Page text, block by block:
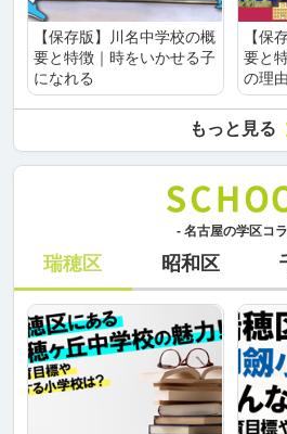
【保存版】川名中学校の概
要と特徴｜時をいかせる子
になれる
【保
要と
の理
もっと見る
- 名古屋の学区コ
瑞穂区 昭和区